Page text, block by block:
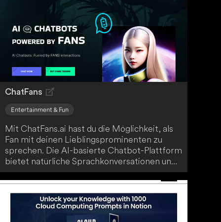
ChatFans
Entertainment & Fun
Mit ChatFans.ai hast du die Möglichkeit, als
Fan mit deinen Lieblingsprominenten zu
sprechen. Die AI-basierte Chatbot-Plattform
bietet natürliche Sprachkonversationen und
fortschrittliche Verarbeitungstechniken, um
deine individuellen Anfragen zu beantworten.
Nutze ChatFans.ai, um dich mit deinen
Lieblingsprominenten zu verbinden und
personalisierte Antworten zu erhalten.